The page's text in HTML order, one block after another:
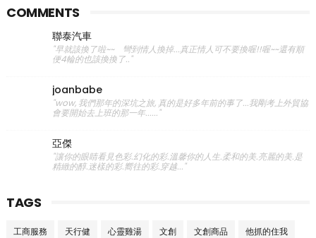
COMMENTS
聯泰汽車
"早就該換了啦~~ 彎到情人換掉...真正情人可不要換喔!!喔~~還有順
便4輪的也該換換了.."
joanbabe
"wow, 我們那年的深坑之旅, 真的是好多年前的事了...我剛考上外貿協
會要開始去上班的那一年......"
亞傑
"讓你的眼睛看見色彩.幻化的彩.溫馨你的人生.柔和的美.亮麗的美.是
精緻的醇.迷樣的彩.嚮往的彩.穿越..."
TAGS
工商服務 天行健 心靈雞湯 文創 文創商品 他抓的住我